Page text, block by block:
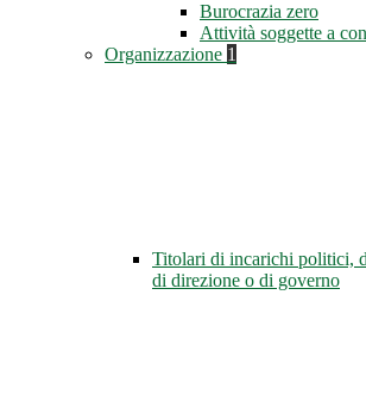
Burocrazia zero
Attività soggette a
Organizzazione 1
Titolari di incarichi politici,
di direzione o di governo